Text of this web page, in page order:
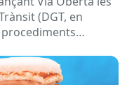
(DGT, en